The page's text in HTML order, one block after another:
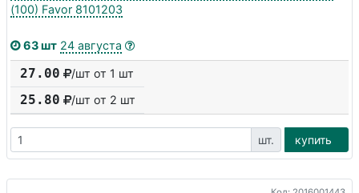
(100) Favor 8101203
63 шт 24 августа
27.00 /шт от 1 шт
25.80 /шт от 2 шт
шт. купить